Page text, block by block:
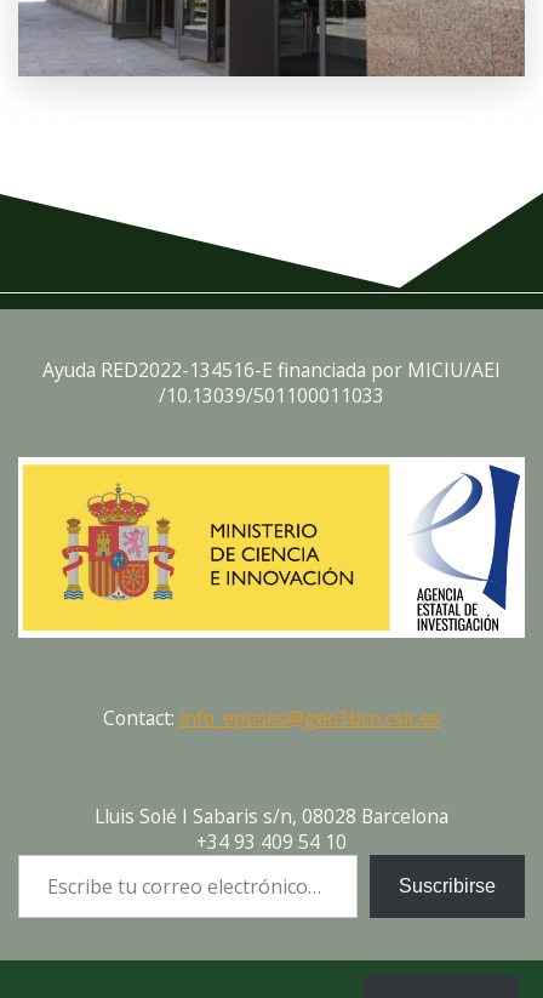
Ayuda RED2022-134516-E financiada por MICIU/AEI
/10.13039/501100011033
Contact: info_eposes@geo3bcn.csic.es
Lluis Solé I Sabaris s/n, 08028 Barcelona
+34 93 409 54 10
Escribe tu correo electrónico…
Suscribirse